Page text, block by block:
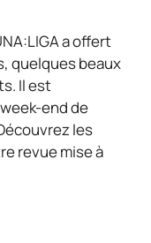
a offert
quelques beaux
Il est
end de
les
revue mise à